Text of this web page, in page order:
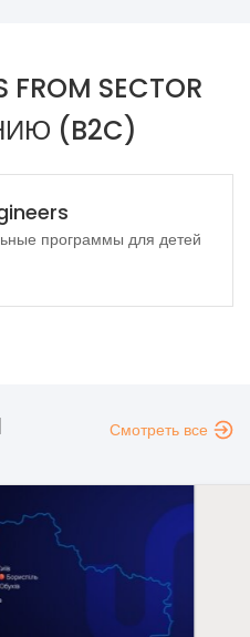
FROM SECTOR
(B2C)
программы для детей
Смотреть все